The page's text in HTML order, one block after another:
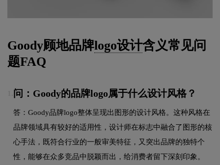
Goody顾地品牌logo设计含义常见问
题FAQ
问：Goody的品牌logo属于什么设计风格？
答：Goody品牌logo整体呈现出图形的设计风格。这种风格在
品牌领域具有较好的适用性，设计师在标志中融合了图形的核
心手法，既符合行业的一般审美特征，又突出品牌的独特个
性，能够在众多竞品中脱颖而出，给消费者留下深刻印象。